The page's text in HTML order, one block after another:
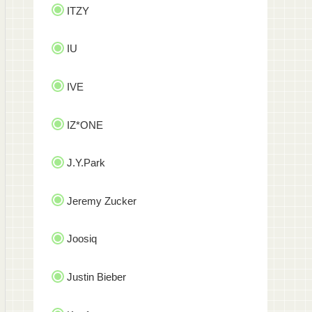
ITZY
IU
IVE
IZ*ONE
J.Y.Park
Jeremy Zucker
Joosiq
Justin Bieber